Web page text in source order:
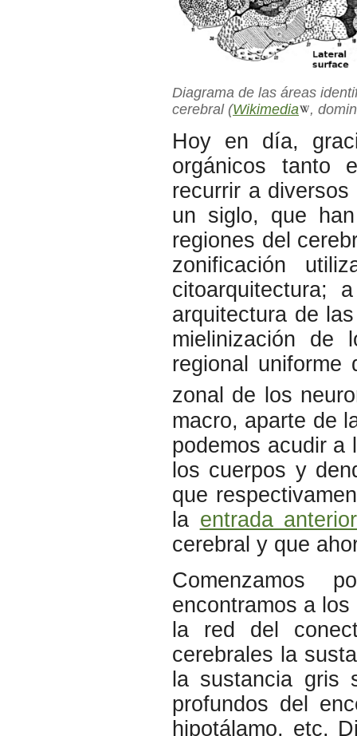
Diagrama de las áreas
cerebral (Wikimedia ,
Hoy en día,
orgánicos tanto
recurrir a
un siglo, que
regiones del
zonificación
citoarquitectura;
arquitectura de
mielinización de
regional
zonal de los
macro, aparte de
podemos acudir a
los cuerpos y
que
la entrada anterior
cerebral y que
encontramos a
la red del
cerebrales la
la sustancia gris
profundos del
hipotálamo, etc.